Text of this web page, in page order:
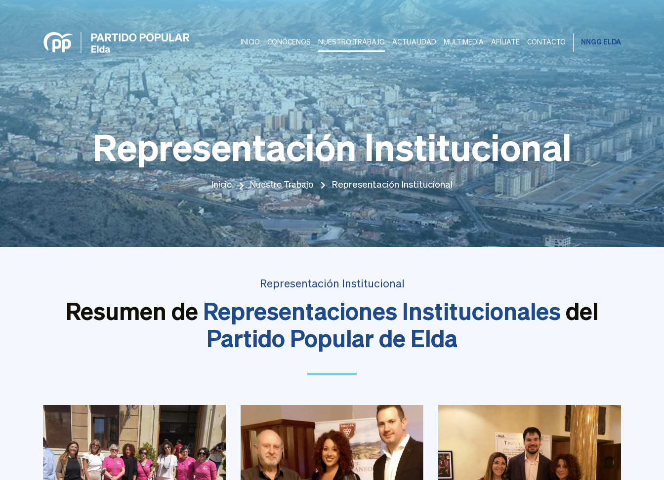
INICIO CONÓCENOS NUESTRO TRABAJO ACTUALIDAD MULTIMEDIA AFÍLIATE CONTACTO NNGG ELDA
Representación Institucional
Inicio Nuestro Trabajo Representación Institucional
Representación Institucional
Resumen de Representaciones Institucionales del
Partido Popular de Elda